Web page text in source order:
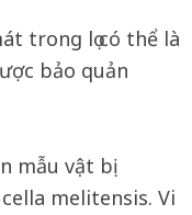
trong lọ có thể là
bảo quản
mẫu vật bị
melitensis. Vi